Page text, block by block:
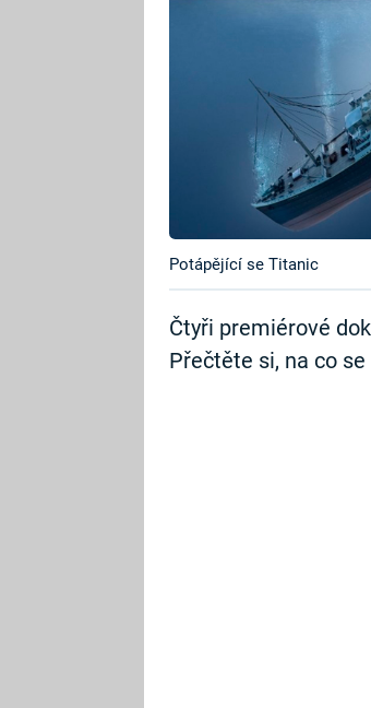
Potápějící se Titanic
Čtyři premiérové
Přečtěte si, na co